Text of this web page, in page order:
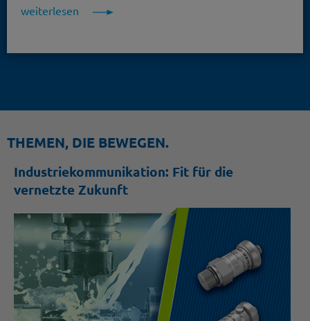
weiterlesen
THEMEN, DIE BEWEGEN.
Industriekommunikation: Fit für die
vernetzte Zukunft